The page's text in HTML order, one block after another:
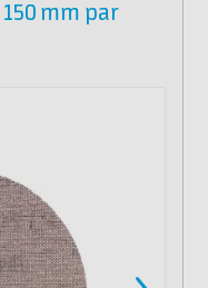
150 mm par